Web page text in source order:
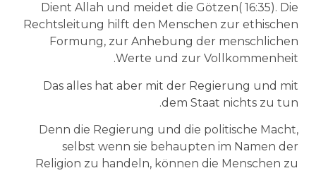
Dient Allah und meidet die Götzen( 16:35). Die
Rechtsleitung hilft den Menschen zur ethischen
Formung, zur Anhebung der menschlichen
Werte und zur Vollkommenheit.
Das alles hat aber mit der Regierung und mit
dem Staat nichts zu tun.
Denn die Regierung und die politische Macht,
selbst wenn sie behaupten im Namen der
Religion zu handeln, können die Menschen zu